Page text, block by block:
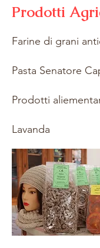
Prodotti
Farine di grani
Pasta Senatore
Prodotti
Lavanda